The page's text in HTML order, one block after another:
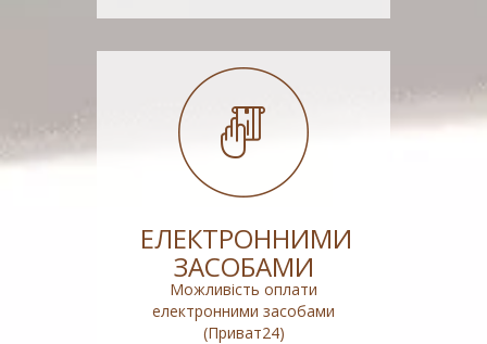
ЕЛЕКТРОННИМИ
ЗАСОБАМИ
Можливість оплати
електронними засобами
(Приват24)